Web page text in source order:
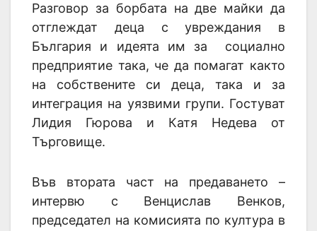
Разговор за борбата на две майки да
отглеждат деца с увреждания в
България и идеята им за социално
предприятие така, че да помагат както
на собствените си деца, така и за
интеграция на уязвими групи. Гостуват
Лидия Гюрова и Катя Недева от
Търговище.
Във втората част на предаването –
интервю с Венцислав Венков,
председател на комисията по култура в